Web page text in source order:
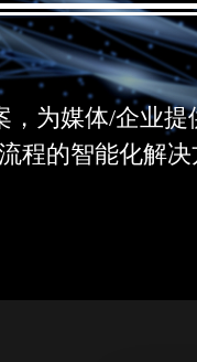
为媒体/企业
程的智能化解决